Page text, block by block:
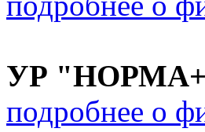
УР
подробнее о